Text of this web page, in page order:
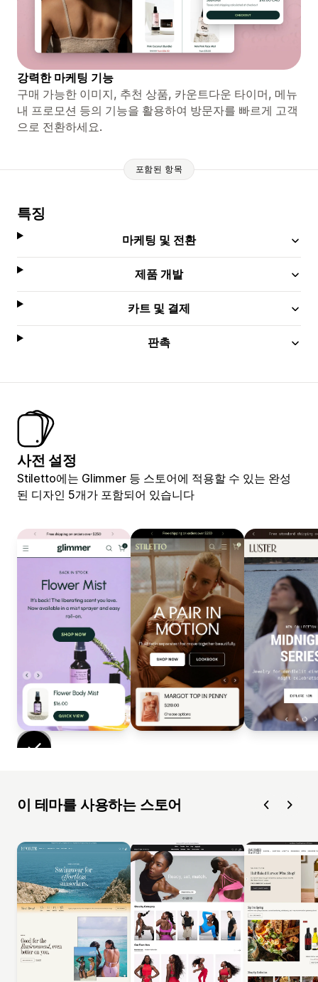
강력한 마케팅 기능
구매 가능한 이미지, 추천 상품, 카운트다운 타이머, 메뉴
내 프로모션 등의 기능을 활용하여 방문자를 빠르게 고객
으로 전환하세요.
포함된 항목
특징
마케팅 및 전환
제품 개발
카트 및 결제
판촉
사전 설정
Stiletto에는 Glimmer 등 스토어에 적용할 수 있는 완성
된 디자인 5개가 포함되어 있습니다
이 테마를 사용하는 스토어